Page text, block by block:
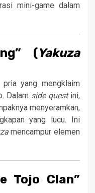
mini-game dalam
(Yakuza
yang mengklaim
Dalam side questini,
menyeramkan,
yang lucu. Ini
mencampur elemen
Tojo Clan”